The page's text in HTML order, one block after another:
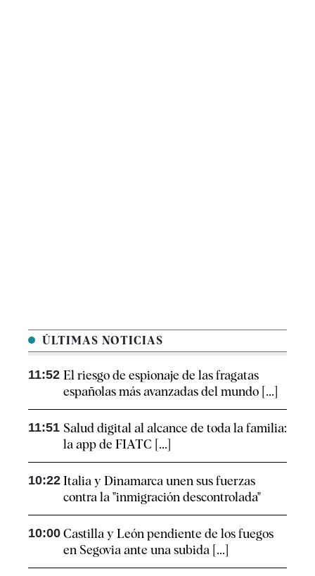
ÚLTIMAS NOTICIAS
11:52 El riesgo de espionaje de las fragatas
españolas más avanzadas del mundo [...]
11:51 Salud digital al alcance de toda la familia:
la app de FIATC [...]
10:22 Italia y Dinamarca unen sus fuerzas
contra la "inmigración descontrolada"
10:00 Castilla y León pendiente de los fuegos
en Segovia ante una subida [...]